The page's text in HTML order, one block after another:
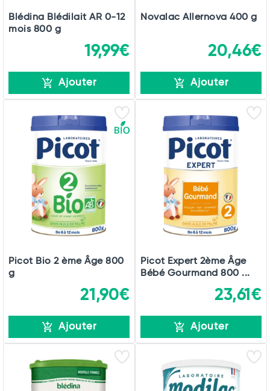
Blédina Blédilait AR 0-12
mois 800 g
19,99€
Ajouter
Novalac Allernova 400 g
20,46€
Ajouter
Picot Bio 2 ème Âge 800
g
21,90€
Ajouter
Picot Expert 2ème Âge
Bébé Gourmand 800 ...
23,61€
Ajouter